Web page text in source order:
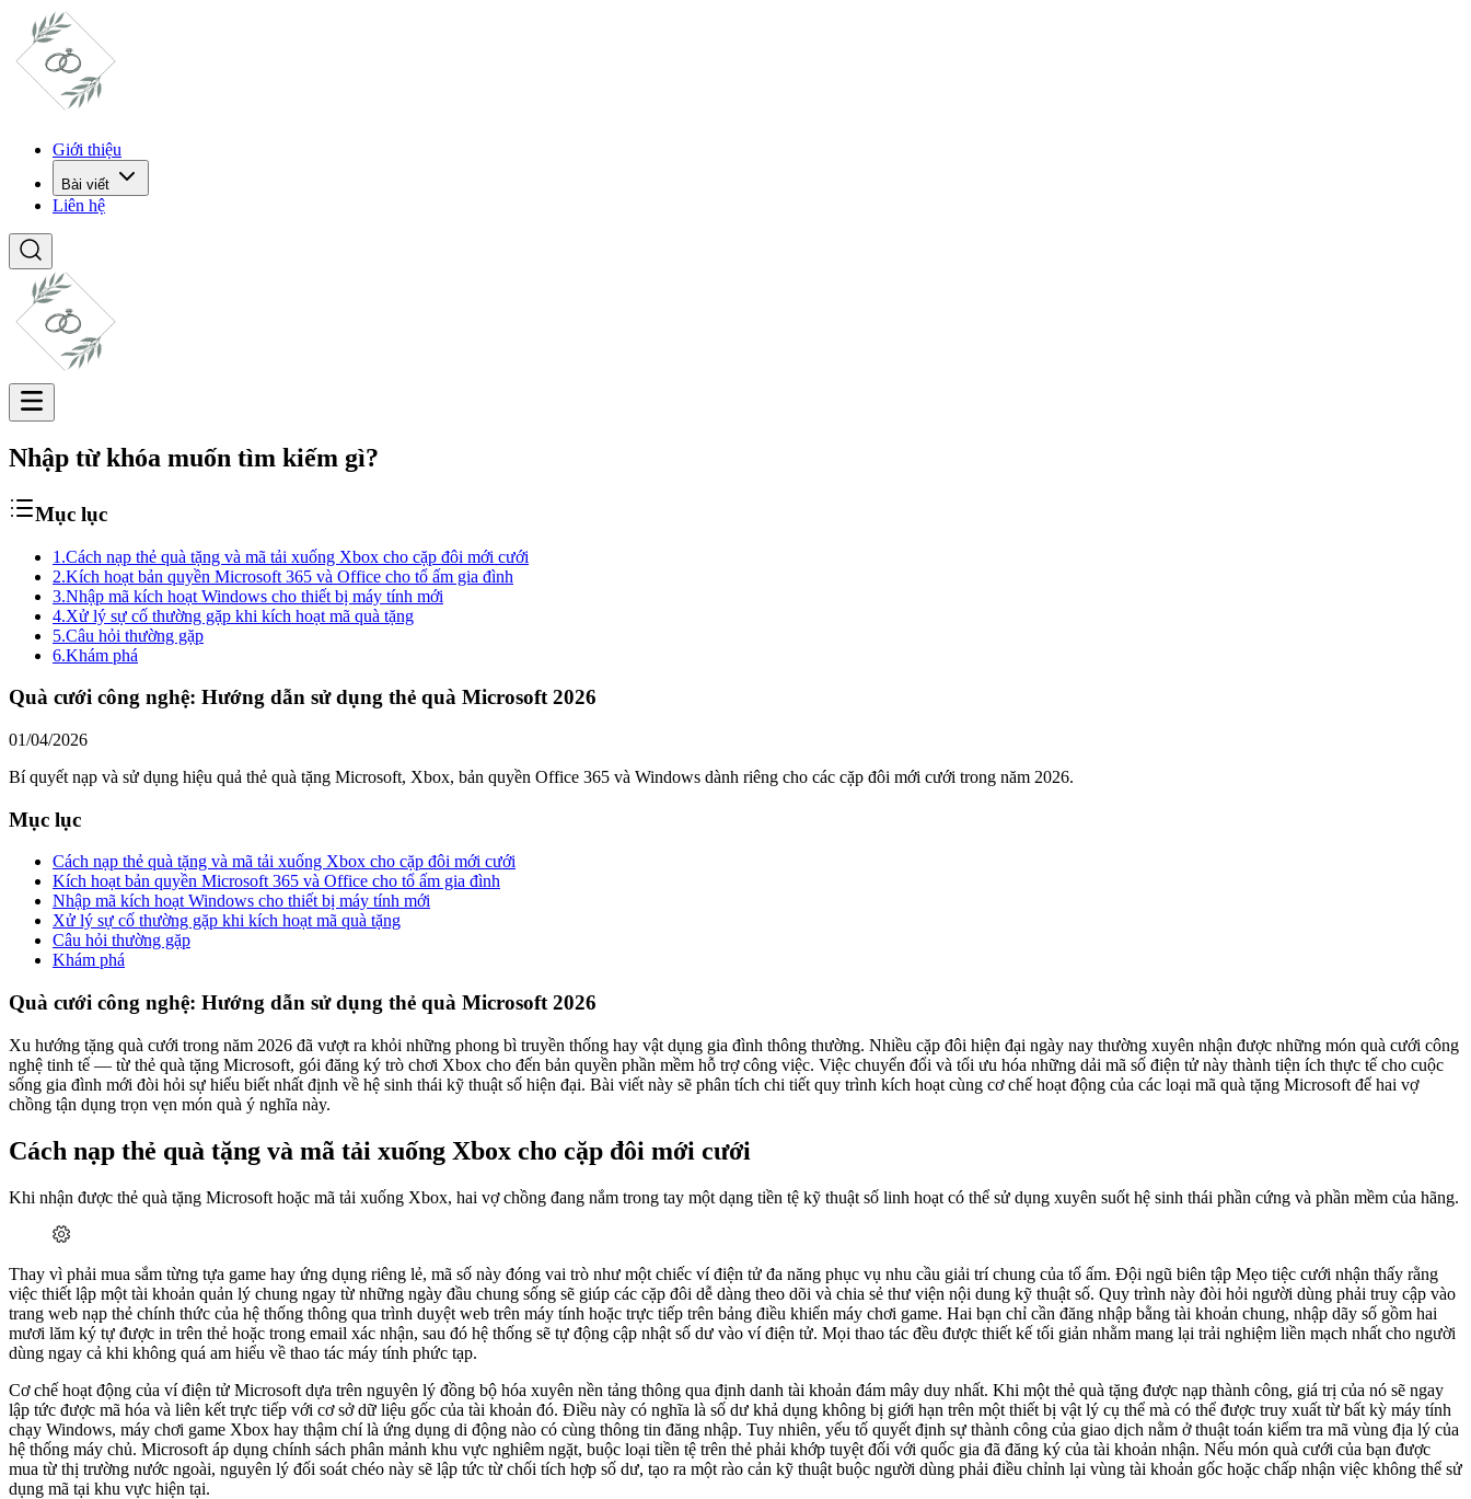
Giới thiệu
Bài viết
Liên hệ
Nhập từ khóa muốn tìm kiếm gì?
Mục lục
1.Cách nạp thẻ quà tặng và mã tải xuống Xbox cho cặp đôi mới cưới
2.Kích hoạt bản quyền Microsoft 365 và Office cho tổ ấm gia đình
3.Nhập mã kích hoạt Windows cho thiết bị máy tính mới
4.Xử lý sự cố thường gặp khi kích hoạt mã quà tặng
5.Câu hỏi thường gặp
6.Khám phá
Quà cưới công nghệ: Hướng dẫn sử dụng thẻ quà Microsoft 2026
01/04/2026
Bí quyết nạp và sử dụng hiệu quả thẻ quà tặng Microsoft, Xbox, bản quyền Office 365 và Windows dành riêng cho các cặp đôi mới cưới trong năm 2026.
Mục lục
Cách nạp thẻ quà tặng và mã tải xuống Xbox cho cặp đôi mới cưới
Kích hoạt bản quyền Microsoft 365 và Office cho tổ ấm gia đình
Nhập mã kích hoạt Windows cho thiết bị máy tính mới
Xử lý sự cố thường gặp khi kích hoạt mã quà tặng
Câu hỏi thường gặp
Khám phá
Quà cưới công nghệ: Hướng dẫn sử dụng thẻ quà Microsoft 2026
Xu hướng tặng quà cưới trong năm 2026 đã vượt ra khỏi những phong bì truyền thống hay vật dụng gia đình thông thường. Nhiều cặp đôi hiện đại ngày nay thường xuyên nhận được những món quà cưới công
nghệ tinh tế — từ thẻ quà tặng Microsoft, gói đăng ký trò chơi Xbox cho đến bản quyền phần mềm hỗ trợ công việc. Việc chuyển đổi và tối ưu hóa những dải mã số điện tử này thành tiện ích thực tế cho cuộc
sống gia đình mới đòi hỏi sự hiểu biết nhất định về hệ sinh thái kỹ thuật số hiện đại. Bài viết này sẽ phân tích chi tiết quy trình kích hoạt cùng cơ chế hoạt động của các loại mã quà tặng Microsoft để hai vợ
chồng tận dụng trọn vẹn món quà ý nghĩa này.
Cách nạp thẻ quà tặng và mã tải xuống Xbox cho cặp đôi mới cưới
Khi nhận được thẻ quà tặng Microsoft hoặc mã tải xuống Xbox, hai vợ chồng đang nắm trong tay một dạng tiền tệ kỹ thuật số linh hoạt có thể sử dụng xuyên suốt hệ sinh thái phần cứng và phần mềm của hãng.
Thay vì phải mua sắm từng tựa game hay ứng dụng riêng lẻ, mã số này đóng vai trò như một chiếc ví điện tử đa năng phục vụ nhu cầu giải trí chung của tổ ấm. Đội ngũ biên tập Mẹo tiệc cưới nhận thấy rằng
việc thiết lập một tài khoản quản lý chung ngay từ những ngày đầu chung sống sẽ giúp các cặp đôi dễ dàng theo dõi và chia sẻ thư viện nội dung kỹ thuật số. Quy trình này đòi hỏi người dùng phải truy cập vào
trang web nạp thẻ chính thức của hệ thống thông qua trình duyệt web trên máy tính hoặc trực tiếp trên bảng điều khiển máy chơi game. Hai bạn chỉ cần đăng nhập bằng tài khoản chung, nhập dãy số gồm hai
mươi lăm ký tự được in trên thẻ hoặc trong email xác nhận, sau đó hệ thống sẽ tự động cập nhật số dư vào ví điện tử. Mọi thao tác đều được thiết kế tối giản nhằm mang lại trải nghiệm liền mạch nhất cho người
dùng ngay cả khi không quá am hiểu về thao tác máy tính phức tạp.
Cơ chế hoạt động của ví điện tử Microsoft dựa trên nguyên lý đồng bộ hóa xuyên nền tảng thông qua định danh tài khoản đám mây duy nhất. Khi một thẻ quà tặng được nạp thành công, giá trị của nó sẽ ngay
lập tức được mã hóa và liên kết trực tiếp với cơ sở dữ liệu gốc của tài khoản đó. Điều này có nghĩa là số dư khả dụng không bị giới hạn trên một thiết bị vật lý cụ thể mà có thể được truy xuất từ bất kỳ máy tính
chạy Windows, máy chơi game Xbox hay thậm chí là ứng dụng di động nào có cùng thông tin đăng nhập. Tuy nhiên, yếu tố quyết định sự thành công của giao dịch nằm ở thuật toán kiểm tra mã vùng địa lý của
hệ thống máy chủ. Microsoft áp dụng chính sách phân mảnh khu vực nghiêm ngặt, buộc loại tiền tệ trên thẻ phải khớp tuyệt đối với quốc gia đã đăng ký của tài khoản nhận. Nếu món quà cưới của bạn được
mua từ thị trường nước ngoài, nguyên lý đối soát chéo này sẽ lập tức từ chối tích hợp số dư, tạo ra một rào cản kỹ thuật buộc người dùng phải điều chỉnh lại vùng tài khoản gốc hoặc chấp nhận việc không thể sử
dụng mã tại khu vực hiện tại.